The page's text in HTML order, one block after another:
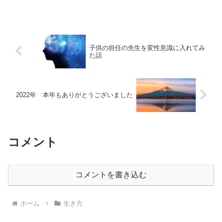
子供の担任の先生を変性意識に入れてみ
た話
2022年 本年もありがとうございました
コメント
コメントを書き込む
ホーム 生き方